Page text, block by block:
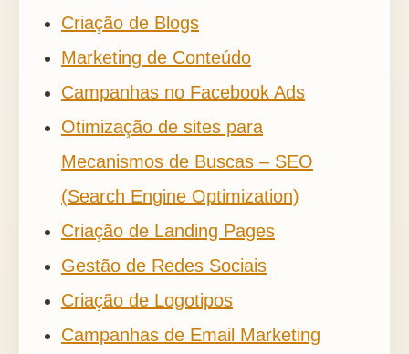
Criação de Blogs
Marketing de Conteúdo
Campanhas no Facebook Ads
Otimização de sites para
Mecanismos de Buscas – SEO
(Search Engine Optimization)
Criação de Landing Pages
Gestão de Redes Sociais
Criação de Logotipos
Campanhas de Email Marketing